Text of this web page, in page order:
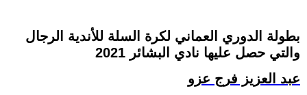
بطولة الدوري العماني لكرة السلة للأندية الرجال
والتي حصل عليها نادي البشائر 2021
عبد العزيز فرج عزو